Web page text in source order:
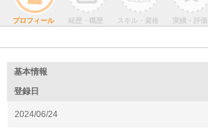
プロフィール 経歴・職歴 スキル・資格 実績・評価
基本情報
登録日
2024/06/24